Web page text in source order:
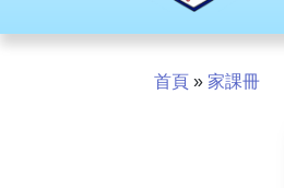
首頁 » 家課冊